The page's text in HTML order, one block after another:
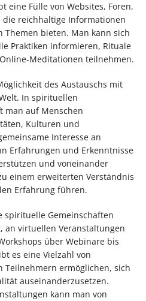
eine Fülle von Websites, Foren,
die reichhaltige Informationen
Themen bieten. Man kann sich
Praktiken informieren, Rituale
Meditationen teilnehmen.
des Austauschs mit
In spirituellen
man auf Menschen
Kulturen und
Interesse an
Erfahrungen und Erkenntnisse
und voneinander
einem erweiterten Verständnis
Erfahrung führen.
spirituelle Gemeinschaften
an virtuellen Veranstaltungen
über Webinare bis
es eine Vielzahl von
Teilnehmern ermöglichen, sich
auseinanderzusetzen.
kann man von